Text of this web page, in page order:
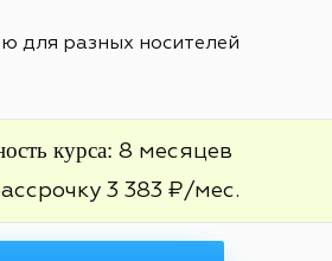
для разных носителей
курса: 8 месяцев
3 383 ₽/мес.